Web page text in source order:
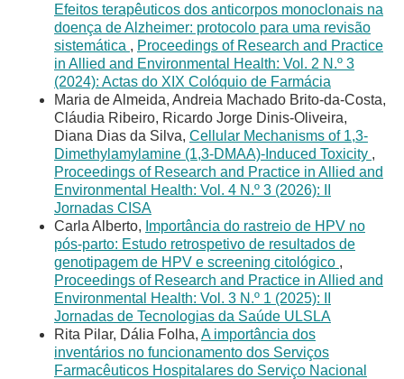
Efeitos terapêuticos dos anticorpos monoclonais na
doença de Alzheimer: protocolo para uma revisão
sistemática , Proceedings of Research and Practice
in Allied and Environmental Health: Vol. 2 N.º 3
(2024): Actas do XIX Colóquio de Farmácia
Maria de Almeida, Andreia Machado Brito-da-Costa,
Cláudia Ribeiro, Ricardo Jorge Dinis-Oliveira,
Diana Dias da Silva, Cellular Mechanisms of 1,3-
Dimethylamylamine (1,3-DMAA)-Induced Toxicity ,
Proceedings of Research and Practice in Allied and
Environmental Health: Vol. 4 N.º 3 (2026): II
Jornadas CISA
Carla Alberto, Importância do rastreio de HPV no
pós-parto: Estudo retrospetivo de resultados de
genotipagem de HPV e screening citológico ,
Proceedings of Research and Practice in Allied and
Environmental Health: Vol. 3 N.º 1 (2025): II
Jornadas de Tecnologias da Saúde ULSLA
Rita Pilar, Dália Folha, A importância dos
inventários no funcionamento dos Serviços
Farmacêuticos Hospitalares do Serviço Nacional